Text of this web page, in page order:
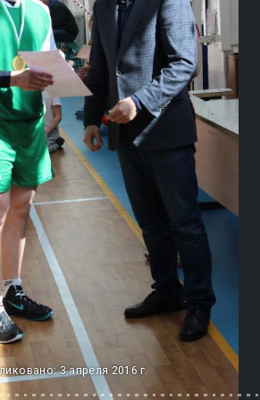
3 апреля 2016 г.